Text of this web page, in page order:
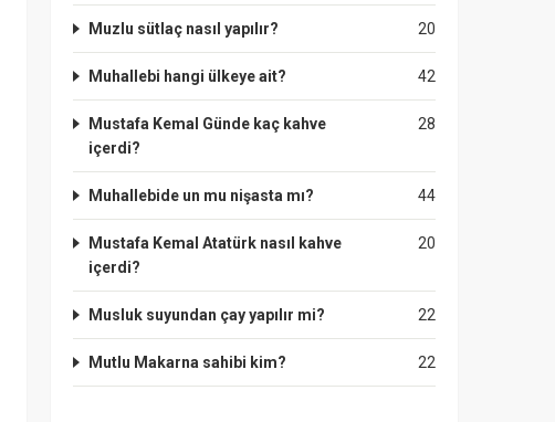
20
Muzlu sütlaç nasıl yapılır?
42
Muhallebi hangi ülkeye ait?
28
Mustafa Kemal Günde kaç kahve
içerdi?
44
Muhallebide un mu nişasta mı?
20
Mustafa Kemal Atatürk nasıl kahve
içerdi?
22
Musluk suyundan çay yapılır mi?
22
Mutlu Makarna sahibi kim?